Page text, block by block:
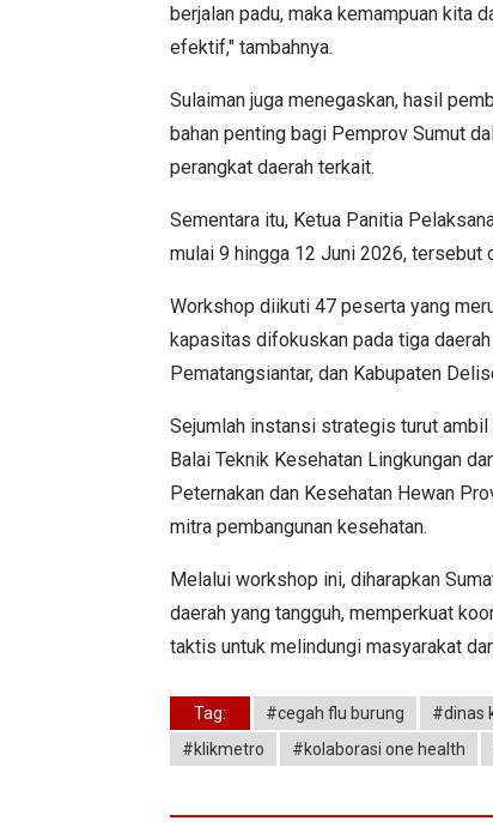
berjalan padu, maka kemampuan kita
efektif," tambahnya.
Sulaiman juga menegaskan, hasil
bahan penting bagi Pemprov Sumut
perangkat daerah terkait.
Sementara itu, Ketua Panitia
mulai 9 hingga 12 Juni 2026,
Workshop diikuti 47 peserta yang
kapasitas difokuskan pada tiga
Pematangsiantar, dan Kabupaten
Sejumlah instansi strategis turut ambil
Balai Teknik Kesehatan Lingkungan
Peternakan dan Kesehatan Hewan
mitra pembangunan kesehatan.
Melalui workshop ini, diharapkan
daerah yang tangguh, memperkuat
taktis untuk melindungi masyarakat
Tag: #cegah flu burung #dinas
#klikmetro
#kolaborasi one health